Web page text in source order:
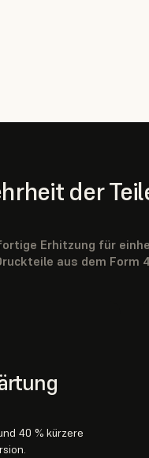
der
Erhitzung für
aus dem Form
40 % kürzere